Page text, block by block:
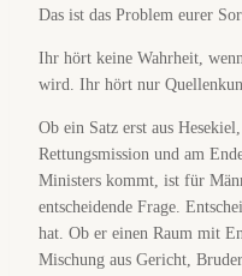
Das ist das Problem eurer
Ihr hört keine Wahrheit,
wird. Ihr hört nur
Ob ein Satz erst aus
Rettungsmission und am
Ministers kommt, ist für
entscheidende Frage.
hat. Ob er einen Raum mit
Mischung aus Gericht,